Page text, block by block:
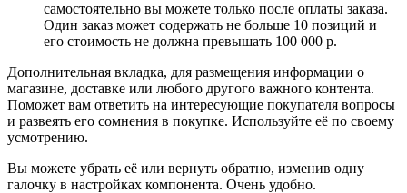
самостоятельно вы можете только после оплаты заказа.
Один заказ может содержать не больше 10 позиций и
его стоимость не должна превышать 100 000 р.
Дополнительная вкладка, для размещения информации о
магазине, доставке или любого другого важного контента.
Поможет вам ответить на интересующие покупателя вопросы
и развеять его сомнения в покупке. Используйте её по своему
усмотрению.
Вы можете убрать её или вернуть обратно, изменив одну
галочку в настройках компонента. Очень удобно.